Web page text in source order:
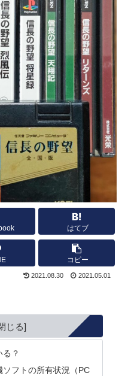
はてブ
コピー
2021.08.30 2021.05.01
？
フトの所有状況（PC